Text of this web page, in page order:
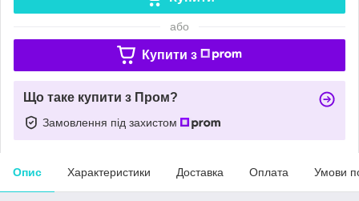
або
Купити з
Що таке купити з Пром?
Замовлення під захистом
Опис Характеристики Доставка Оплата Умови